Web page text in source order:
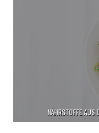
NÄHRSTOFFE AUS